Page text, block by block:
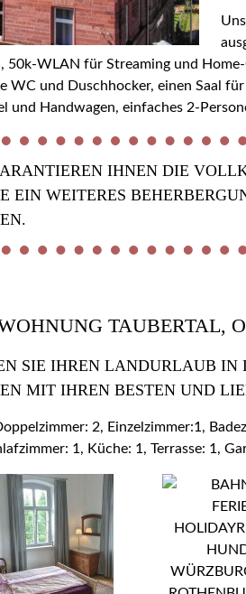
50k-WLAN für Streaming und
WC und Duschhocker, einen Saal
und Handwagen, einfaches 2-
IHNEN DIE
EIN WEITERES
TAUBERTAL,
SIE IHREN LANDURLAUB IN
MIT IHREN BESTEN UND
2, Einzelzimmer:1,
1, Küche: 1, Terrasse: 1,